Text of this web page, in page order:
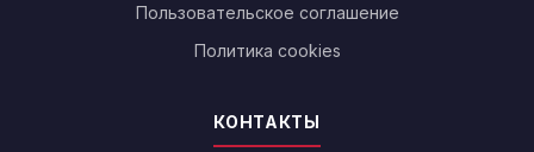
Пользовательское соглашение
Политика cookies
КОНТАКТЫ